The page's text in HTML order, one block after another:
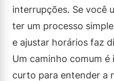
interrupções. Se você
ter um processo
e ajustar horários faz
Um caminho comum
curto para entender a